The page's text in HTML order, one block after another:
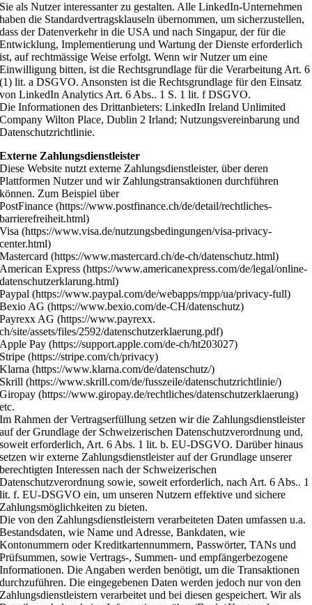
Sie als Nutzer interessanter zu gestalten. Alle LinkedIn-Unternehmen
haben die Standardvertragsklauseln übernommen, um sicherzustellen,
dass der Datenverkehr in die USA und nach Singapur, der für die
Entwicklung, Implementierung und Wartung der Dienste erforderlich
ist, auf rechtmässige Weise erfolgt. Wenn wir Nutzer um eine
Einwilligung bitten, ist die Rechtsgrundlage für die Verarbeitung Art. 6
(1) lit. a DSGVO. Ansonsten ist die Rechtsgrundlage für den Einsatz
von LinkedIn Analytics Art. 6 Abs.. 1 S. 1 lit. f DSGVO.
Die Informationen des Drittanbieters: LinkedIn Ireland Unlimited
Company Wilton Place, Dublin 2 Irland; Nutzungsvereinbarung und
Datenschutzrichtlinie.
Externe Zahlungsdienstleister
Diese Website nutzt externe Zahlungsdienstleister, über deren
Plattformen Nutzer und wir Zahlungstransaktionen durchführen
können. Zum Beispiel über
PostFinance (https://www.postfinance.ch/de/detail/rechtliches-
barrierefreiheit.html)
Visa (https://www.visa.de/nutzungsbedingungen/visa-privacy-
center.html)
Mastercard (https://www.mastercard.ch/de-ch/datenschutz.html)
American Express (https://www.americanexpress.com/de/legal/online-
datenschutzerklarung.html)
Paypal (https://www.paypal.com/de/webapps/mpp/ua/privacy-full)
Bexio AG (https://www.bexio.com/de-CH/datenschutz)
Payrexx AG (https://www.payrexx.
ch/site/assets/files/2592/datenschutzerklaerung.pdf)
Apple Pay (https://support.apple.com/de-ch/ht203027)
Stripe (https://stripe.com/ch/privacy)
Klarna (https://www.klarna.com/de/datenschutz/)
Skrill (https://www.skrill.com/de/fusszeile/datenschutzrichtlinie/)
Giropay (https://www.giropay.de/rechtliches/datenschutzerklaerung)
etc.
Im Rahmen der Vertragserfüllung setzen wir die Zahlungsdienstleister
auf der Grundlage der Schweizerischen Datenschutzverordnung und,
soweit erforderlich, Art. 6 Abs. 1 lit. b. EU-DSGVO. Darüber hinaus
setzen wir externe Zahlungsdienstleister auf der Grundlage unserer
berechtigten Interessen nach der Schweizerischen
Datenschutzverordnung sowie, soweit erforderlich, nach Art. 6 Abs.. 1
lit. f. EU-DSGVO ein, um unseren Nutzern effektive und sichere
Zahlungsmöglichkeiten zu bieten.
Die von den Zahlungsdienstleistern verarbeiteten Daten umfassen u.a.
Bestandsdaten, wie Name und Adresse, Bankdaten, wie
Kontonummern oder Kreditkartennummern, Passwörter, TANs und
Prüfsummen, sowie Vertrags-, Summen- und empfängerbezogene
Informationen. Die Angaben werden benötigt, um die Transaktionen
durchzuführen. Die eingegebenen Daten werden jedoch nur von den
Zahlungsdienstleistern verarbeitet und bei diesen gespeichert. Wir als